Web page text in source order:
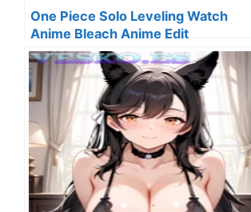
One Piece Solo Leveling Watch
Anime Bleach Anime Edit